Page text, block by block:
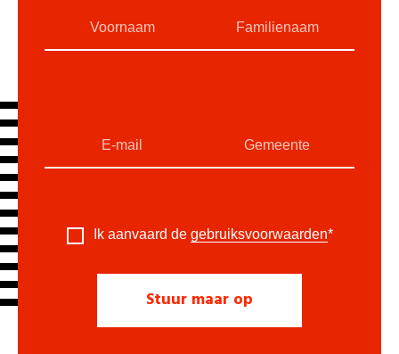
Ik aanvaard de gebruiksvoorwaarden*